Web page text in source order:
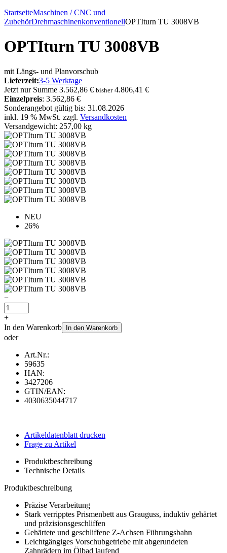
StartseiteMaschinen / CNC und
ZubehörDrehmaschinenkonventionellOPTIturn TU 3008VB
OPTIturn TU 3008VB
mit Längs- und Planvorschub
Lieferzeit:3-5 Werktage
Jetzt nur Summe 3.562,86 € bisher4.806,41 €
Einzelpreis: 3.562,86 €
Sonderangebot gültig bis: 31.08.2026
inkl. 19 % MwSt. zzgl. Versandkosten
Versandgewicht: 257,00 kg
NEU
26%
−
+
In den Warenkorb
In den Warenkorb
oder
Art.Nr.:
59635
HAN:
3427206
GTIN/EAN:
4030635044717
Artikeldatenblatt drucken
Frage zu Artikel
Produktbeschreibung
Technische Details
Produktbeschreibung
Präzise Verarbeitung
Stark verripptes Prismenbett aus Grauguss, induktiv gehärtet
und präzisionsgeschliffen
Gehärtete und geschliffene Z-Achsen Führungsbahn
Leichtgängiges Vorschubgetriebe mit abgerundeten
Zahnrädern im Ölbad laufend